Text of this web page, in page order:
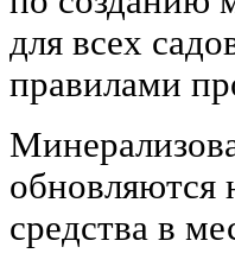
для всех
правилами
обновляются
средства в